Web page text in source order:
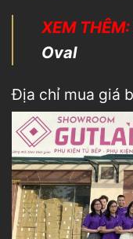
XEM THÊM:
Oval
Địa chỉ mua giá